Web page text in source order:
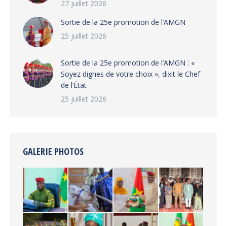
27 juillet 2026
‎Sortie de la 25e promotion de l’AMGN
25 juillet 2026
‎Sortie de la 25e promotion de l’AMGN : «
Soyez dignes de votre choix », dixit le Chef
de l’État
25 juillet 2026
GALERIE PHOTOS